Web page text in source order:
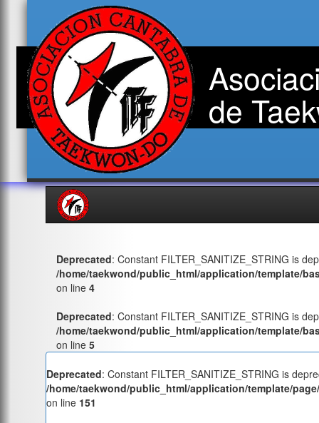
de
Deprecated: Constant FILTER_SANITIZE_STRING is
/home/taekwond/public_html/application/template/
on line 4
Deprecated: Constant FILTER_SANITIZE_STRING is
/home/taekwond/public_html/application/template/
on line 5
Deprecated: Constant FILTER_SANITIZE_STRING is
/home/taekwond/public_html/application/template/
on line 151